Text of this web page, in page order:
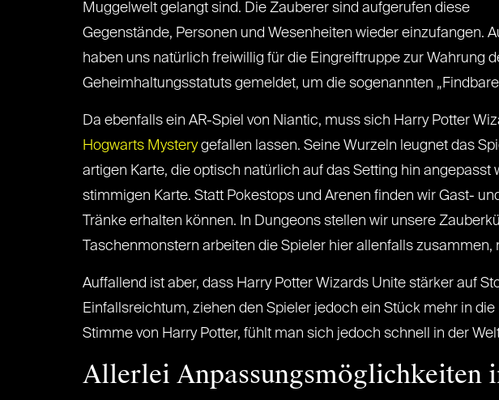
Muggelwelt gelangt sind. Die Zauberer sind aufgerufen diese
Gegenstände, Personen und Wesenheiten wieder einzufangen.
haben uns natürlich freiwillig für die Eingreiftruppe zur Wahrung
Geheimhaltungsstatuts gemeldet, um die sogenannten
Da ebenfalls ein AR-Spiel von Niantic, muss sich Harry Potter
Hogwarts Mysterygefallen lassen. Seine Wurzeln leugnet das
artigen Karte, die optisch natürlich auf das Setting hin
stimmigen Karte. Statt Pokestops und Arenen finden wir Gast-
Tränke erhalten können. In Dungeons stellen wir unsere
Taschenmonstern arbeiten die Spieler hier allenfalls zusammen,
Auffallend ist aber, dass Harry Potter Wizards Unite stärker auf
Einfallsreichtum, ziehen den Spieler jedoch ein Stück mehr in
Stimme von Harry Potter, fühlt man sich jedoch schnell in der
Allerlei Anpassungsmöglichkeiten